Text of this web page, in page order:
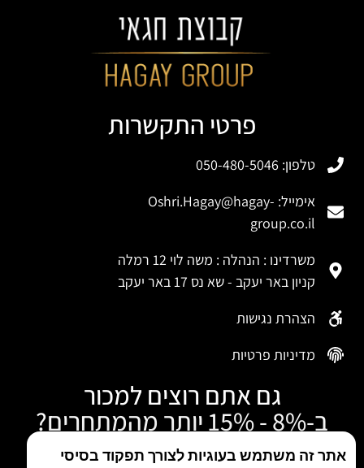
פרטי התקשרות
טלפון: 050-480-5046
אימייל:Oshri.Hagay@hagay-
group.co.il
משרדינו : הנהלה : משה לוי 12 רמלה
קניון באר יעקב - שא נס 17 באר יעקב
הצהרת נגישות
מדיניות פרטיות
גם אתם רוצים למכור
ב-8% - 15% יותר מהמתחרים?
התקשרו עכשיו
אתר זה משתמש בעוגיות לצורך תפקוד בסיסי